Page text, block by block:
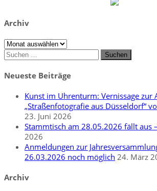
Archiv
Archiv
Suchen
nach:
Neueste Beiträge
Kunst im Uhrenturm: Vernissage zur
„Straßenfotografie aus Düsseldorf“
23. Juni 2026
Stammtisch am 28.05.2026 fällt aus
2026
Anmeldungen zur
26.03.2026 noch möglich 24. März
Archiv